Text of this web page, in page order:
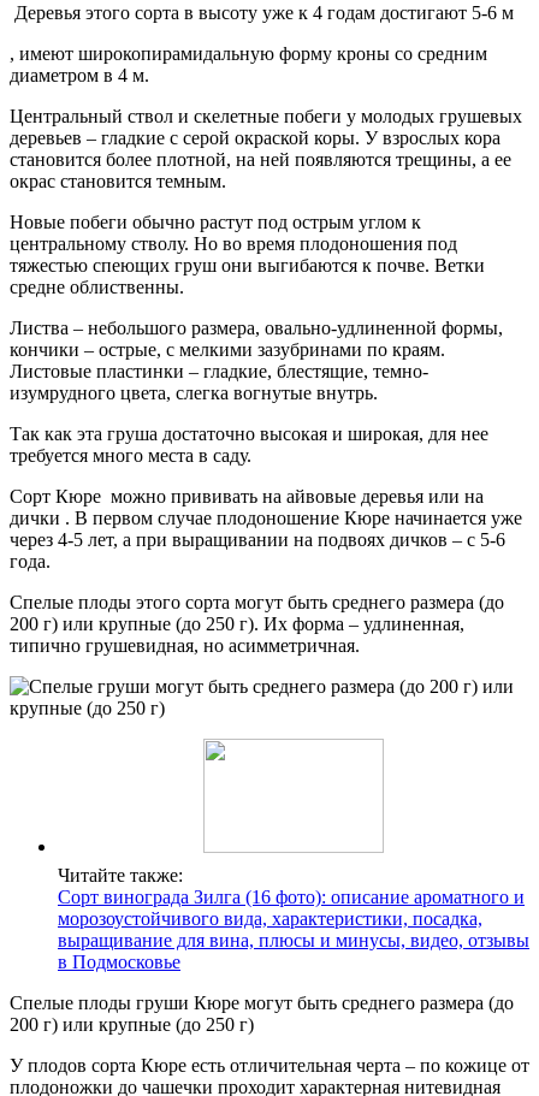
Деревья этого сорта в высоту уже к 4 годам достигают 5-6 м
, имеют широкопирамидальную форму кроны со средним
диаметром в 4 м.
Центральный ствол и скелетные побеги у молодых грушевых
деревьев – гладкие с серой окраской коры. У взрослых кора
становится более плотной, на ней появляются трещины, а ее
окрас становится темным.
Новые побеги обычно растут под острым углом к
центральному стволу. Но во время плодоношения под
тяжестью спеющих груш они выгибаются к почве. Ветки
средне облиственны.
Листва – небольшого размера, овально-удлиненной формы,
кончики – острые, с мелкими зазубринами по краям.
Листовые пластинки – гладкие, блестящие, темно-
изумрудного цвета, слегка вогнутые внутрь.
Так как эта груша достаточно высокая и широкая, для нее
требуется много места в саду.
Сорт Кюре можно прививать на айвовые деревья или на
дички . В первом случае плодоношение Кюре начинается уже
через 4-5 лет, а при выращивании на подвоях дичков – с 5-6
года.
Спелые плоды этого сорта могут быть среднего размера (до
200 г) или крупные (до 250 г). Их форма – удлиненная,
типично грушевидная, но асимметричная.
Читайте также:
Сорт винограда Зилга (16 фото): описание ароматного и
морозоустойчивого вида, характеристики, посадка,
выращивание для вина, плюсы и минусы, видео, отзывы
в Подмосковье
Спелые плоды груши Кюре могут быть среднего размера (до
200 г) или крупные (до 250 г)
У плодов сорта Кюре есть отличительная черта – по кожице от
плодоножки до чашечки проходит характерная нитевидная